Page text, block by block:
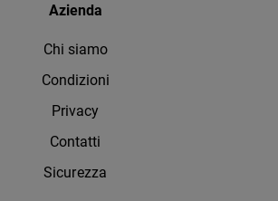
Azienda
Chi siamo
Condizioni
Privacy
Contatti
Sicurezza